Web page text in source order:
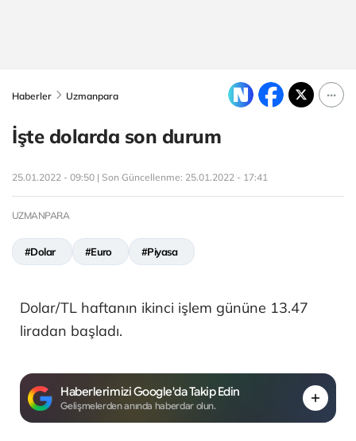
Haberler Uzmanpara
İşte dolarda son durum
25.01.2022 - 09:50 | Son Güncellenme: 25.01.2022 - 17:41
UZMANPARA
#Dolar #Euro #Piyasa
Dolar/TL haftanın ikinci işlem gününe 13.47
liradan başladı.
Haberlerimizi Google'da Takip Edin
Gelişmelerden anında haberdar olun.